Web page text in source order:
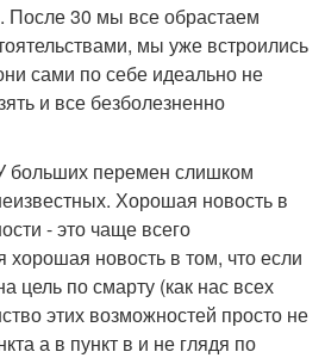
После 30 мы все обрастаем
мы уже встроились
сами по себе идеально не
и все безболезненно
больших перемен слишком
Хорошая новость в
- это чаще всего
хорошая новость в том, что если
цель по смарту (как нас всех
этих возможностей просто не
а в пункт в и не глядя по